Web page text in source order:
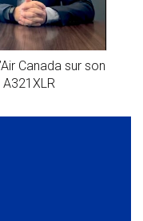
Canada sur son